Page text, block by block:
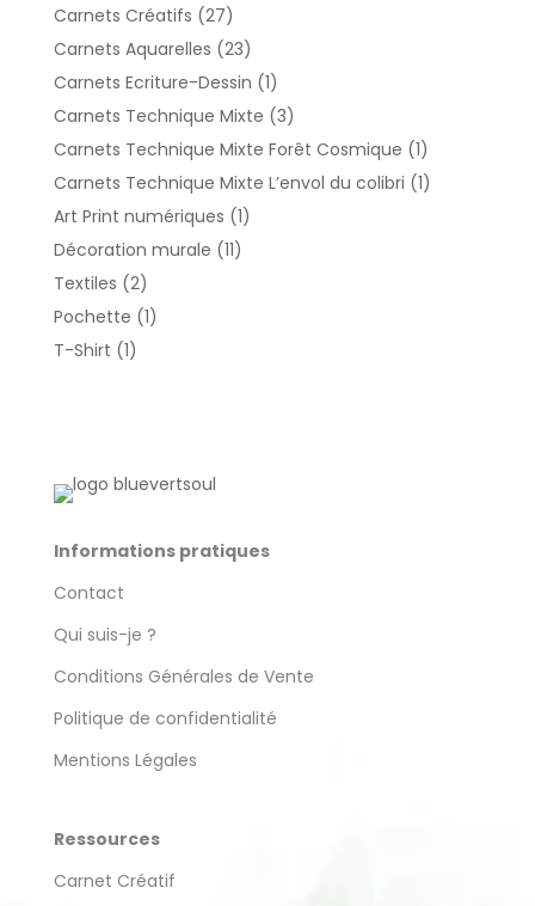
Carnets Créatifs 2727
produits
Carnets Aquarelles 2323
produits
Carnets Ecriture-Dessin 11
produit
Carnets Technique Mixte 33
produits
Carnets Technique Mixte Forêt Cosmique 11
produit
Carnets Technique Mixte L’envol du colibri 11
Art Print numériques 11
Décoration murale 1111
Textiles 22
produits
Pochette 11
T-Shirt 11
Informations pratiques
Contact
Qui suis-je ?
Conditions Générales de Vente
Politique de confidentialité
Mentions Légales
Ressources
Carnet Créatif